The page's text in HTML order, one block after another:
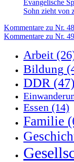
Evangelische
Sohn zieht von
Kommentare zu Nr.
Kommentare zu Nr.
Arbeit
Bildung
DDR(47)
Essen (14)
Familie